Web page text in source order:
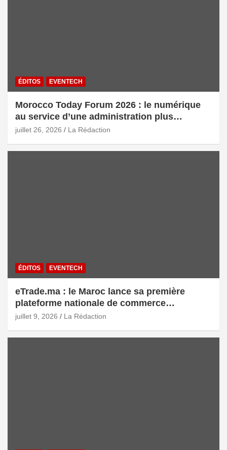
ÉDITOS EVENTECH
Morocco Today Forum 2026 : le numérique
au service d’une administration plus
intelligente
juillet 26, 2026 La Rédaction
ÉDITOS EVENTECH
eTrade.ma : le Maroc lance sa première
plateforme nationale de commerce
électronique B2B pour accélérer les
juillet 9, 2026 La Rédaction